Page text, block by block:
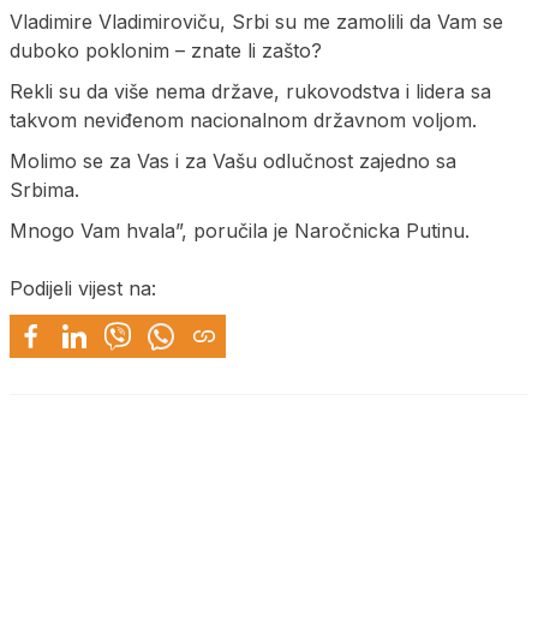
Vladimire Vladimiroviču, Srbi su me zamolili da Vam se
duboko poklonim – znate li zašto?
Rekli su da više nema države, rukovodstva i lidera sa
takvom neviđenom nacionalnom državnom voljom.
Molimo se za Vas i za Vašu odlučnost zajedno sa
Srbima.
Mnogo Vam hvala”, poručila je Naročnicka Putinu.
Podijeli vijest na: